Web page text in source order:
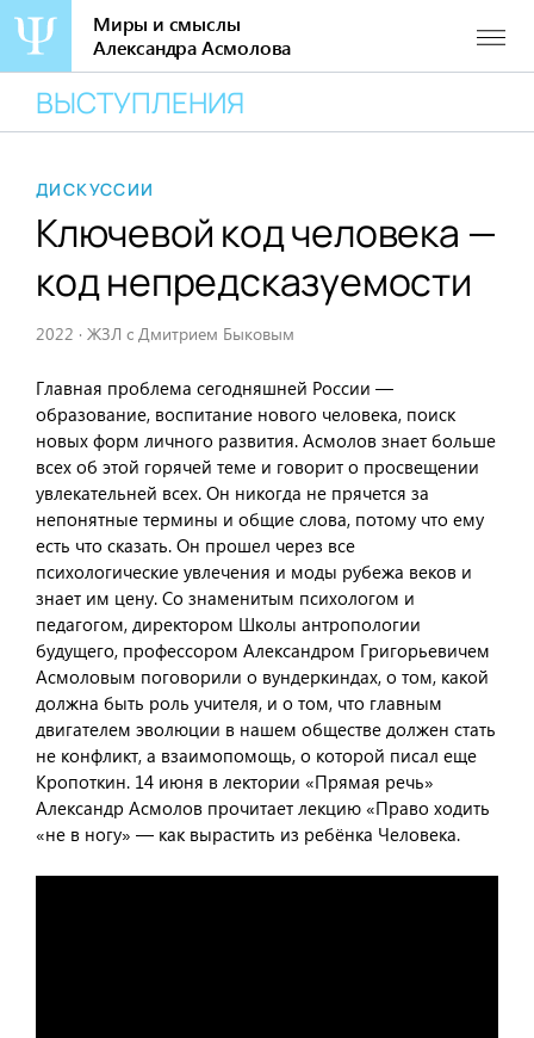
содержанию
Миры и смыслы
Александра Асмолова
ВЫСТУПЛЕНИЯ
ДИСКУССИИ
Ключевой код человека —
код непредсказуемости
2022 · ЖЗЛ с Дмитрием Быковым
Главная проблема сегодняшней России —
образование, воспитание нового человека, поиск
новых форм личного развития. Асмолов знает больше
всех об этой горячей теме и говорит о просвещении
увлекательней всех. Он никогда не прячется за
непонятные термины и общие слова, потому что ему
есть что сказать. Он прошел через все
психологические увлечения и моды рубежа веков и
знает им цену. Со знаменитым психологом и
педагогом, директором Школы антропологии
будущего, профессором Александром Григорьевичем
Асмоловым поговорили о вундеркиндах, о том, какой
должна быть роль учителя, и о том, что главным
двигателем эволюции в нашем обществе должен стать
не конфликт, а взаимопомощь, о которой писал еще
Кропоткин. 14 июня в лектории «Прямая речь»
Александр Асмолов прочитает лекцию «Право ходить
«не в ногу» — как вырастить из ребёнка Человека.